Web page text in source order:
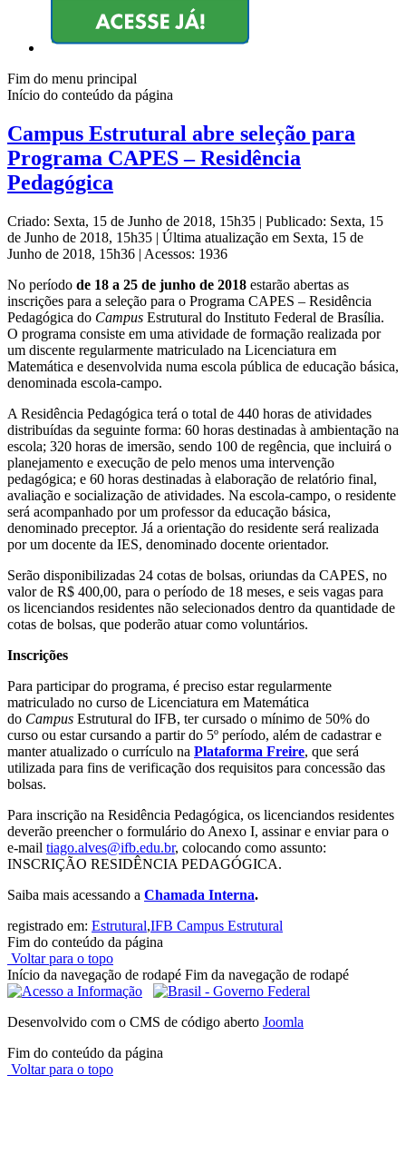
Fim do menu principal
Início do conteúdo da página
Campus Estrutural abre seleção para
Programa CAPES – Residência
Pedagógica
Criado: Sexta, 15 de Junho de 2018, 15h35 | Publicado: Sexta, 15
de Junho de 2018, 15h35 | Última atualização em Sexta, 15 de
Junho de 2018, 15h36 | Acessos: 1936
No período de 18 a 25 de junho de 2018 estarão abertas as
inscrições para a seleção para o Programa CAPES – Residência
Pedagógica do Campus Estrutural do Instituto Federal de Brasília.
O programa consiste em uma atividade de formação realizada por
um discente regularmente matriculado na Licenciatura em
Matemática e desenvolvida numa escola pública de educação básica,
denominada escola-campo.
A Residência Pedagógica terá o total de 440 horas de atividades
distribuídas da seguinte forma: 60 horas destinadas à ambientação na
escola; 320 horas de imersão, sendo 100 de regência, que incluirá o
planejamento e execução de pelo menos uma intervenção
pedagógica; e 60 horas destinadas à elaboração de relatório final,
avaliação e socialização de atividades. Na escola-campo, o residente
será acompanhado por um professor da educação básica,
denominado preceptor. Já a orientação do residente será realizada
por um docente da IES, denominado docente orientador.
Serão disponibilizadas 24 cotas de bolsas, oriundas da CAPES, no
valor de R$ 400,00, para o período de 18 meses, e seis vagas para
os licenciandos residentes não selecionados dentro da quantidade de
cotas de bolsas, que poderão atuar como voluntários.
Inscrições
Para participar do programa, é preciso estar regularmente
matriculado no curso de Licenciatura em Matemática
do Campus Estrutural do IFB, ter cursado o mínimo de 50% do
curso ou estar cursando a partir do 5º período, além de cadastrar e
manter atualizado o currículo na Plataforma Freire, que será
utilizada para fins de verificação dos requisitos para concessão das
bolsas.
Para inscrição na Residência Pedagógica, os licenciandos residentes
deverão preencher o formulário do Anexo I, assinar e enviar para o
e-mail tiago.alves@ifb.edu.br, colocando como assunto:
INSCRIÇÃO RESIDÊNCIA PEDAGÓGICA.
Saiba mais acessando a Chamada Interna.
registrado em: Estrutural,IFB Campus Estrutural
Fim do conteúdo da página
Voltar para o topo
Início da navegação de rodapé Fim da navegação de rodapé
Desenvolvido com o CMS de código aberto Joomla
Fim do conteúdo da página
Voltar para o topo